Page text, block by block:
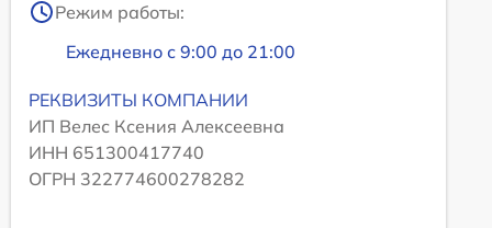
Режим работы:
Ежедневно с 9:00 до 21:00
РЕКВИЗИТЫ КОМПАНИИ
ИП Велес Ксения Алексеевна
ИНН 651300417740
ОГРН 322774600278282